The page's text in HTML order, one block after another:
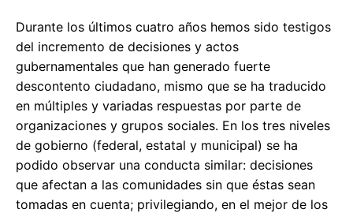
Durante los últimos cuatro años hemos sido testigos
del incremento de decisiones y actos
gubernamentales que han generado fuerte
descontento ciudadano, mismo que se ha traducido
en múltiples y variadas respuestas por parte de
organizaciones y grupos sociales. En los tres niveles
de gobierno (federal, estatal y municipal) se ha
podido observar una conducta similar: decisiones
que afectan a las comunidades sin que éstas sean
tomadas en cuenta; privilegiando, en el mejor de los